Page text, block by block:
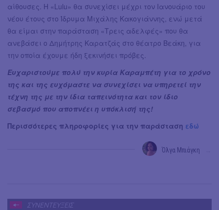
αίθουσες. Η «Lulu» θα συνεχίσει μέχρι τον Ιανουάριο του
νέου έτους στο Ίδρυμα Μιχάλης Κακογιάννης, ενώ μετά
θα είμαι στην παράσταση «Τρεις αδελφές» που θα
ανεβάσει ο Δημήτρης Καρατζάς στο θέατρο Βεάκη, για
την οποία έχουμε ήδη ξεκινήσει πρόβες.
Ευχαριστούμε πολύ την κυρία Καραμπέτη για το χρόνο
της και της ευχόμαστε να συνεχίσει να υπηρετεί την
τέχνη της με την ίδια ταπεινότητα και τον ίδιο
σεβασμό που αποπνέει η υπόκλισή της!
Περισσότερες πληροφορίες για την παράσταση εδώ
Όλγα Μπιάγκη
ΣΥΝΕΝΤΕΥΞΕΙΣ